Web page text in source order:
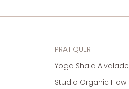
PRATIQUER
Yoga Shala Alvalade
Studio Organic Flow